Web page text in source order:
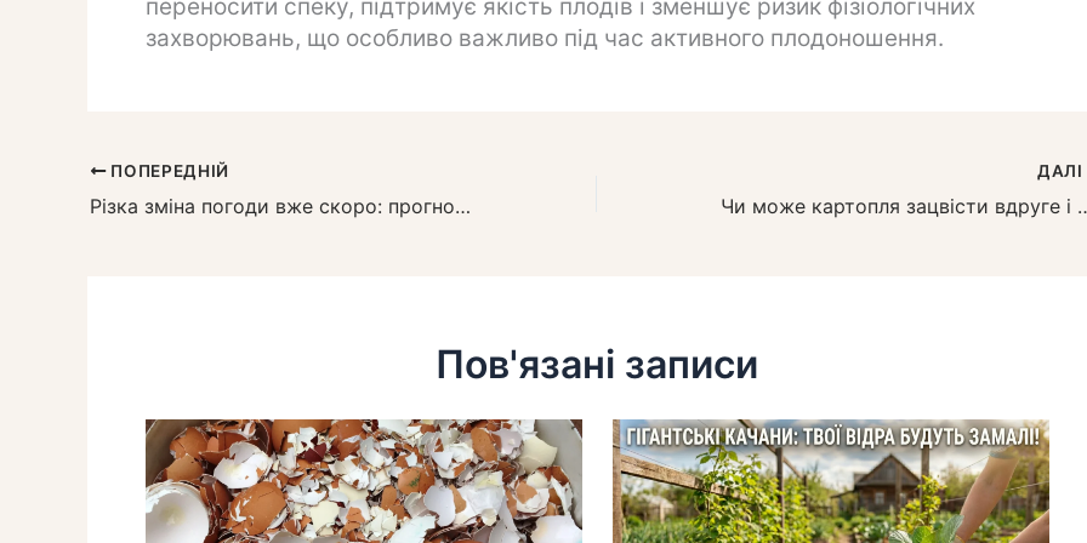
переносити спеку, підтримує якість плодів і зменшує ризик фізіологічних
захворювань, що особливо важливо під час активного плодоношення.
ПОПЕРЕДНІЙ
Різка зміна погоди вже скоро: прогноз на перший тиждень липня в Україні
ДАЛІ
Чи може картопля
Пов'язані записи